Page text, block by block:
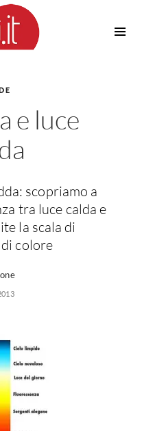
Irrigazione
Casette in Legno
Pergole
Giardinaggio
Piante
Applique
Plafoniere
Riscaldamento
e luce
scopriamo a
tra luce calda e
la scala di
colore